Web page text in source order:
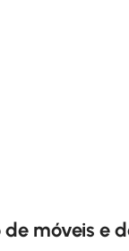
móveis e